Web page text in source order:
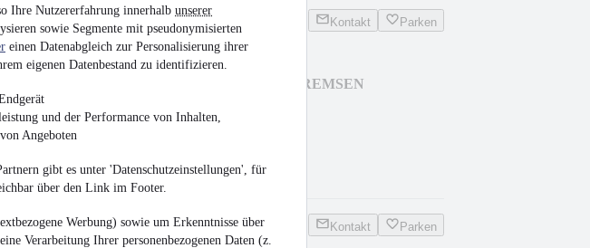
Ihre Nutzererfahrung innerhalb unserer
sowie Segmente mit pseudonymisierten
einen Datenabgleich zur Personalisierung ihrer
eigenen Datenbestand zu identifizieren.
und der Performance von Inhalten,
Angeboten
gibt es unter 'Datenschutzeinstellungen', für
über den Link im Footer.
Werbung) sowie um Erkenntnisse über
Verarbeitung Ihrer personenbezogenen Daten (z.
Kontakt Parken
Krone SD RUNGEN SCHEIBENBREMSEN
2.750 € (Netto)¹
3.272 € (Brutto)
Plattform•Bis 36.000 kg•EZ 06/2012
Kontakt Parken